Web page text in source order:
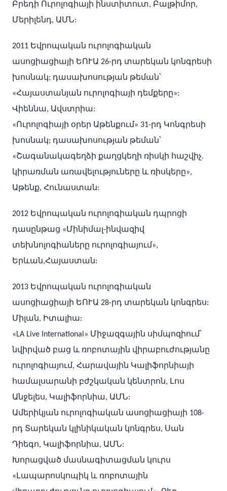
Բրեդի Ուրոլոգիայի ինստիտուտ, Բալթիմոր,
Մերիլենդ, ԱՄՆ:
2011 Եվրոպական ուրոլոգիական
ասոցիացիայի ԵՈՒԱ 26-րդ տարեկան կոնգրեսի
խոսնակ; դասախոսության թեման՝
«Հայաստանյան ուրոլոգիայի դեմքերը»:
Վիեննա, Ավստրիա:
«Ուրոլոգիայի օրեր Աթենքում» 31-րդ Կոնգրեսի
խոսնակ; դասախոսության թեման՝
«Շագանակագեղձի քաղցկեղի ռիսկի հաշվիչ.
կիրառման առավելություները և ռիսկերը»,
Աթենք, Հունաստան:
2012 Եվրոպական ուրոլոգիական դպրոցի
դասընթաց «Մինիմալ-ինվազիվ
տեխնոլոգիաները ուրոլոգիայում»,
Երևան,Հայաստան:
2013 Եվրոպական ուրոլոգիական
ասոցիացիայի ԵՈՒԱ 28-րդ տարեկան կոնգրես:
Միլան, Իտալիա:
«LA Live International» Միջազգային սիմպոզիում՝
նվիրված բաց և ռոբոտային վիրաբուժությանը
ուրոլոգիայում, Հարավային Կալիֆորնիայի
համալսարանի բժշկական կենտրոն, Լոս
Անջելես, Կալիֆորնիա, ԱՄՆ:
Ամերիկյան ուրոլոգիական ասոցիացիայի 108-
րդ Տարեկան կլինիկական կոնգրես, Սան
Դիեգո, Կալիֆորնիա, ԱՄՆ:
Խորացված մասնագիտացման կուրս
«Լապարոսկոպիկ և ռոբոտային